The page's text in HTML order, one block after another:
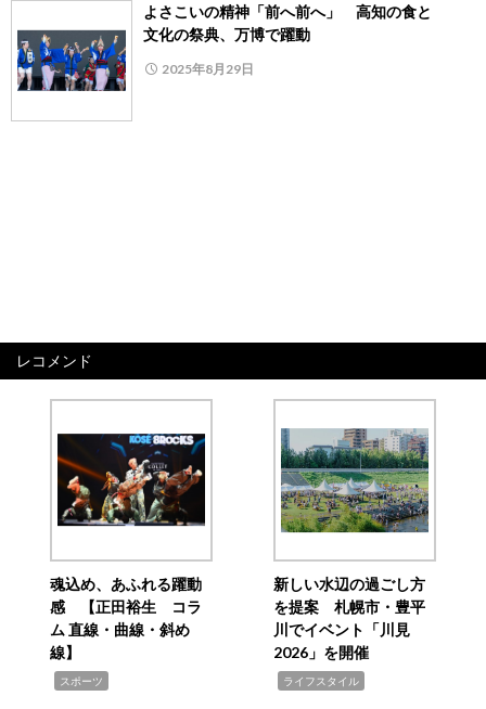
よさこいの精神「前へ前へ」 高知の食と
文化の祭典、万博で躍動
2025年8月29日
レコメンド
魂込め、あふれる躍動
感 【正田裕生 コラ
ム 直線・曲線・斜め
線】
スポーツ
新しい水辺の過ごし方
を提案 札幌市・豊平
川でイベント「川見
2026」を開催
ライフスタイル